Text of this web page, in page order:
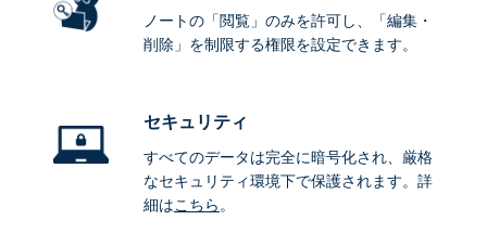
ノートの「閲覧」のみを許可し、「編集・
削除」を制限する権限を設定できます。
セキュリティ
すべてのデータは完全に暗号化され、厳格
なセキュリティ環境下で保護されます。詳
細はこちら。